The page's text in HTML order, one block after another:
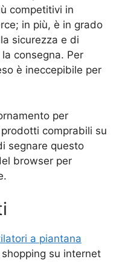
competitivi in
in più, è in grado
sicurezza e di
consegna. Per
è ineccepibile per
per
comprabili su
segnare questo
browser per
a piantana
su internet